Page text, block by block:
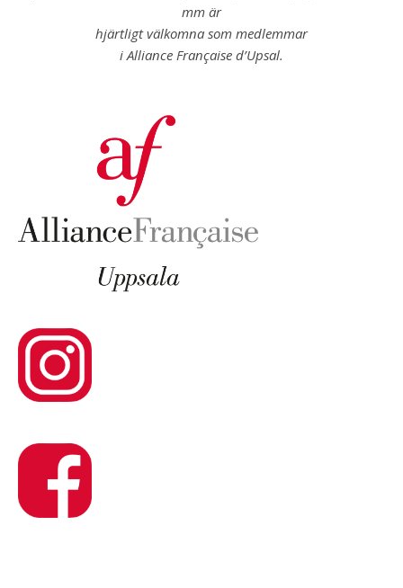
mm är
hjärtligt välkomna som medlemmar
i Alliance Française d’Upsal.